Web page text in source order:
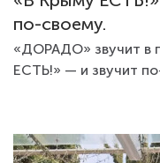
по-своему.
«ДОРАДО» звучит в
ЕСТЬ!» — и звучит